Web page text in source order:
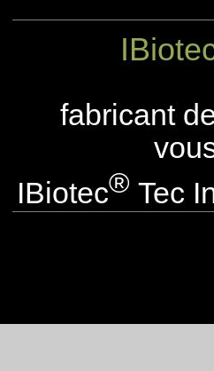
fabricant
IBiotec® Tec